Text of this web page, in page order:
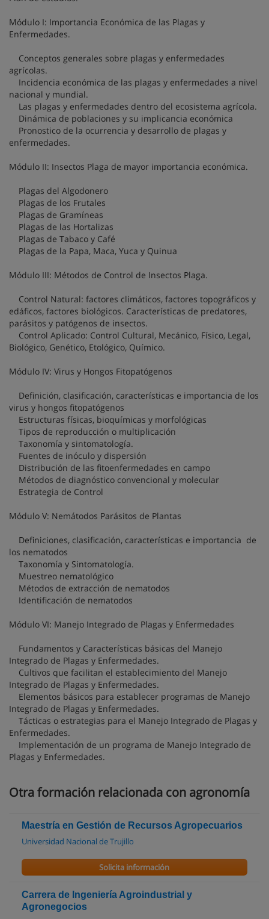
Módulo I: Importancia Económica de las Plagas y
Enfermedades.
Conceptos generales sobre plagas y enfermedades
agrícolas.
Incidencia económica de las plagas y enfermedades a nivel
nacional y mundial.
Las plagas y enfermedades dentro del ecosistema agrícola.
Dinámica de poblaciones y su implicancia económica
Pronostico de la ocurrencia y desarrollo de plagas y
enfermedades.
Módulo II: Insectos Plaga de mayor importancia económica.
Plagas del Algodonero
Plagas de los Frutales
Plagas de Gramíneas
Plagas de las Hortalizas
Plagas de Tabaco y Café
Plagas de la Papa, Maca, Yuca y Quinua
Módulo III: Métodos de Control de Insectos Plaga.
Control Natural: factores climáticos, factores topográficos y
edáficos, factores biológicos. Características de predatores,
parásitos y patógenos de insectos.
Control Aplicado: Control Cultural, Mecánico, Físico, Legal,
Biológico, Genético, Etológico, Químico.
Módulo IV: Virus y Hongos Fitopatógenos
Definición, clasificación, características e importancia de los
virus y hongos fitopatógenos
Estructuras físicas, bioquímicas y morfológicas
Tipos de reproducción o multiplicación
Taxonomía y sintomatología.
Fuentes de inóculo y dispersión
Distribución de las fitoenfermedades en campo
Métodos de diagnóstico convencional y molecular
Estrategia de Control
Módulo V: Nemátodos Parásitos de Plantas
Definiciones, clasificación, características e importancia de
los nematodos
Taxonomía y Sintomatología.
Muestreo nematológico
Métodos de extracción de nematodos
Identificación de nematodos
Módulo VI: Manejo Integrado de Plagas y Enfermedades
Fundamentos y Características básicas del Manejo
Integrado de Plagas y Enfermedades.
Cultivos que facilitan el establecimiento del Manejo
Integrado de Plagas y Enfermedades.
Elementos básicos para establecer programas de Manejo
Integrado de Plagas y Enfermedades.
Tácticas o estrategias para el Manejo Integrado de Plagas y
Enfermedades.
Implementación de un programa de Manejo Integrado de
Plagas y Enfermedades.
Otra formación relacionada con agronomía
Maestría en Gestión de Recursos Agropecuarios
Universidad Nacional de Trujillo
Solicita información
Carrera de Ingeniería Agroindustrial y
Agronegocios